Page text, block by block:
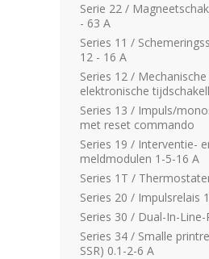
Serie 22 /
- 63 A
Series 11 /
12 - 16 A
Series 12 /
elektronische
Series 13 / Impuls/
met reset commando
Series 19 / Interventie-
meldmodulen 1-5-16 A
Series 1T /
Series 20 / Impulsrelais
Series 30 / Dual-In-Line-
Series 34 / Smalle
SSR) 0.1-2-6 A